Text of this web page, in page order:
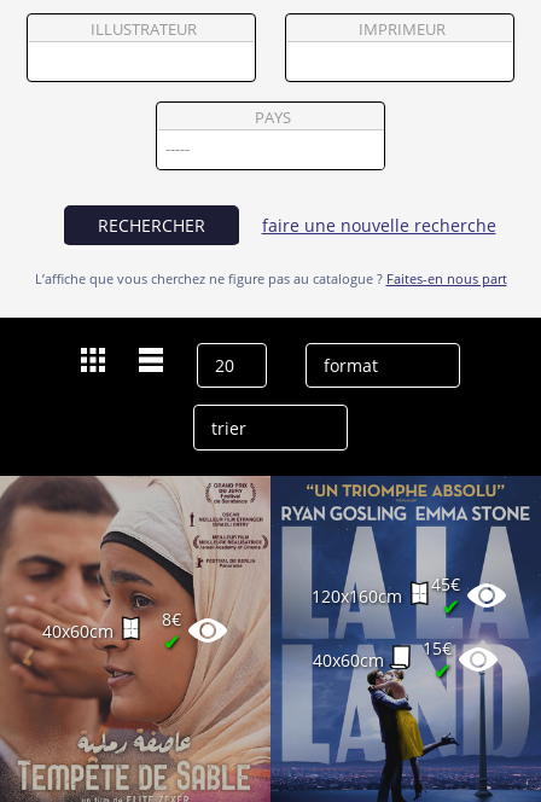
Vendre
ILLUSTRATEUR IMPRIMEUR
PAYS
RECHERCHER faire une nouvelle recherche
L’affiche que vous cherchez ne figure pas au catalogue ? Faites-en nous part
40x60cm
8€
✔
120x160cm
45€
✔
40x60cm
15€
✔